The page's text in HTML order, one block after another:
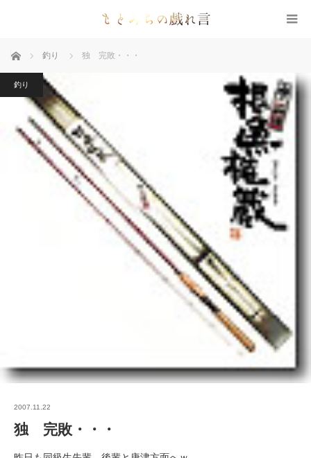
ホーム 釣り 独 完敗・・・
釣り
2007.11.22
独 完敗・・・